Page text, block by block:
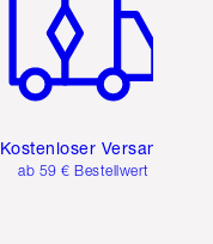
Kostenloser Versand
ab 59 € Bestellwert